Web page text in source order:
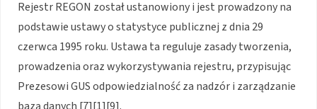
Rejestr REGON został ustanowiony i jest prowadzony na
podstawie ustawy o statystyce publicznej z dnia 29
czerwca 1995 roku. Ustawa ta reguluje zasady tworzenia,
prowadzenia oraz wykorzystywania rejestru, przypisując
Prezesowi GUS odpowiedzialność za nadzór i zarządzanie